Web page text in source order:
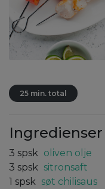
25 min. total
Ingredienser
3 spsk oliven olje
3 spsk sitronsaft
1 spsk søt chilisaus